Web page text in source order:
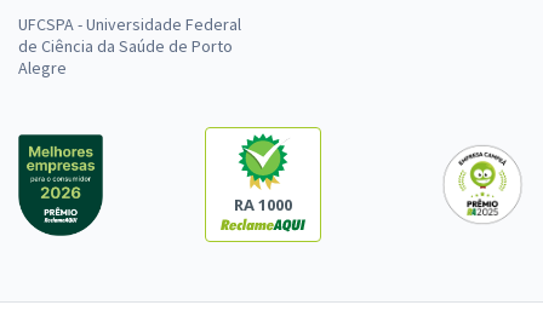
UFCSPA - Universidade Federal
de Ciência da Saúde de Porto
Alegre
RA 1000